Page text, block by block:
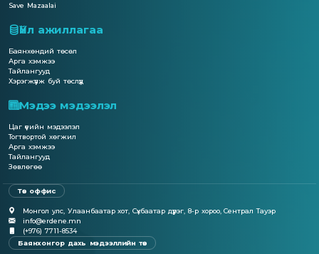
Save Mazaalai
Үйл ажиллагаа
Баянхөндий төсөл
Арга хэмжээ
Тайлангууд
Хэрэгжүүлж буй төслүүд
Мэдээ мэдээлэл
Цаг үеийн мэдээлэл
Тогтвортой хөгжил
Арга хэмжээ
Тайлангууд
Зөвлөгөө
Төв оффис
Монгол улс, Улаанбаатар хот, Сүхбаатар дүүрэг, 8-р хороо, Сентрал Тауэр
info@erdene.mn
(+976) 7711-8534
Баянхонгор дахь мэдээллийн төв